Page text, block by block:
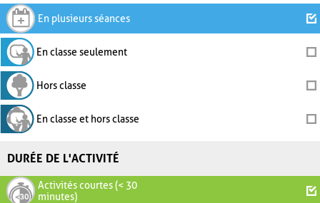
En plusieurs séances
En classe seulement
Hors classe
En classe et hors classe
DURÉE DE L'ACTIVITÉ
Activités courtes (< 30
minutes)